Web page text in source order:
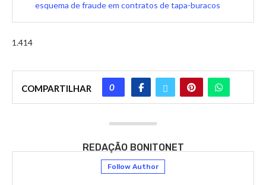
esquema de fraude em contratos de tapa-buracos
1.414
COMPARTILHAR 0
REDAÇÃO BONITONET
Follow Author